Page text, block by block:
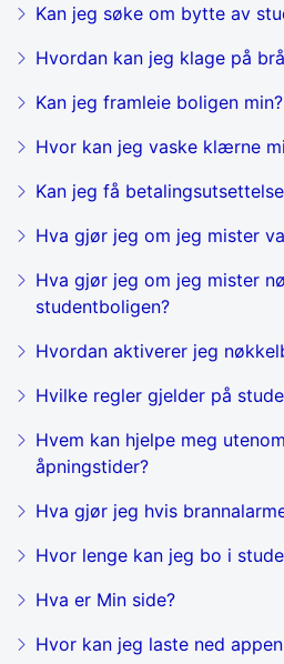
Kan jeg søke om bytte av
Hvordan kan jeg klage på
Kan jeg framleie boligen min?
Hvor kan jeg vaske klærne
Kan jeg få
Hva gjør jeg om jeg mister
Hva gjør jeg om jeg mister
studentboligen?
Hvordan aktiverer jeg
Hvilke regler gjelder på
Hvem kan hjelpe meg
åpningstider?
Hva gjør jeg hvis
Hvor lenge kan jeg bo i
Hva er Min side?
Hvor kan jeg laste ned